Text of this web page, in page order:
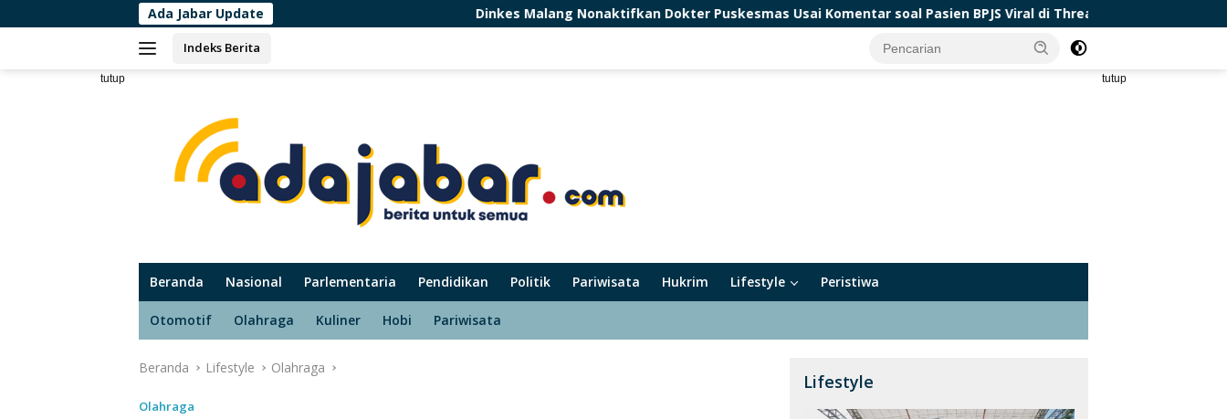
ke
Ada Jabar Update Dinkes Malang Nonaktifkan Dokter Puskesmas Usai Komentar soal Pasien BPJS Viral di Threads Top 10 Negara Asia Terbaik
Indeks Berita
tutup tutup
Beranda Nasional Parlementaria Pendidikan Politik Pariwisata Hukrim Lifestyle Peristiwa
Otomotif Olahraga Kuliner Hobi Pariwisata
Beranda Lifestyle Olahraga
Olahraga
Lifestyle